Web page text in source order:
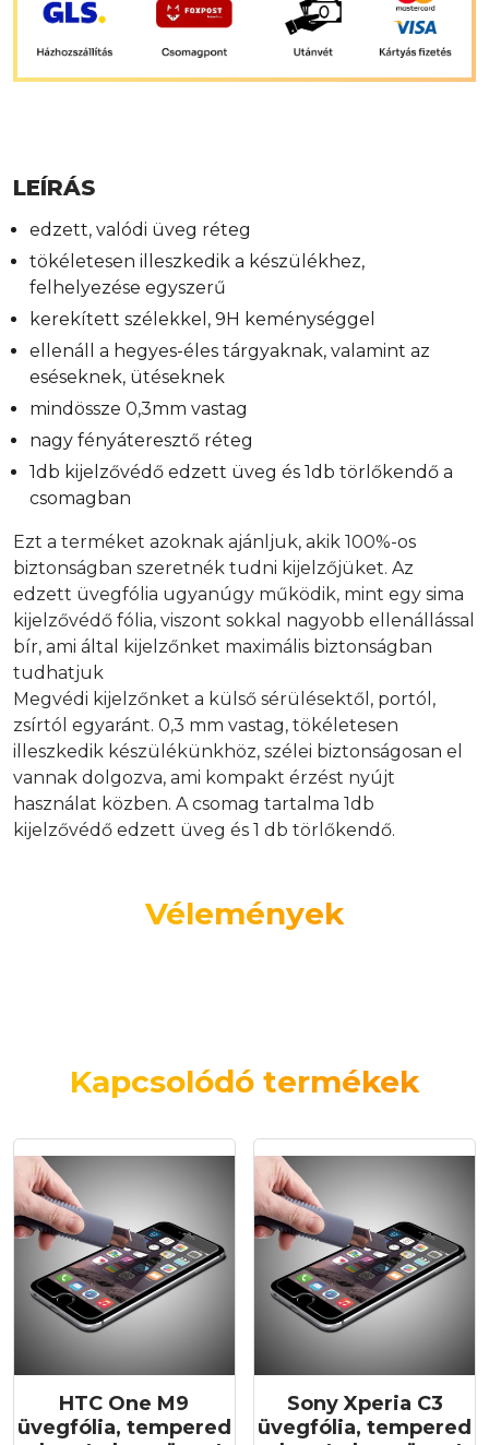
LEÍRÁS
edzett, valódi üveg réteg
tökéletesen illeszkedik a készülékhez,
felhelyezése egyszerű
kerekített szélekkel, 9H keménységgel
ellenáll a hegyes-éles tárgyaknak, valamint az
eséseknek, ütéseknek
mindössze 0,3mm vastag
nagy fényáteresztő réteg
1db kijelzővédő edzett üveg és 1db törlőkendő a
csomagban
Ezt a terméket azoknak ajánljuk, akik 100%-os
biztonságban szeretnék tudni kijelzőjüket. Az
edzett üvegfólia ugyanúgy működik, mint egy sima
kijelzővédő fólia, viszont sokkal nagyobb ellenállással
bír, ami által kijelzőnket maximális biztonságban
tudhatjuk
Megvédi kijelzőnket a külső sérülésektől, portól,
zsírtól egyaránt. 0,3 mm vastag, tökéletesen
illeszkedik készülékünkhöz, szélei biztonságosan el
vannak dolgozva, ami kompakt érzést nyújt
használat közben. A csomag tartalma 1db
kijelzővédő edzett üveg és 1 db törlőkendő.
Vélemények
Kapcsolódó termékek
HTC One M9
üvegfólia, tempered
Sony Xperia C3
üvegfólia, tempered